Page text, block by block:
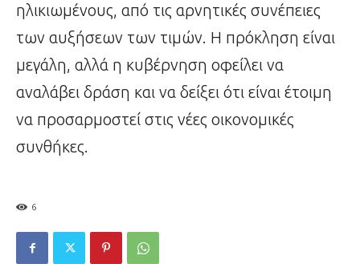
ηλικιωμένους, από τις αρνητικές συνέπειες
των αυξήσεων των τιμών. Η πρόκληση είναι
μεγάλη, αλλά η κυβέρνηση οφείλει να
αναλάβει δράση και να δείξει ότι είναι έτοιμη
να προσαρμοστεί στις νέες οικονομικές
συνθήκες.
6